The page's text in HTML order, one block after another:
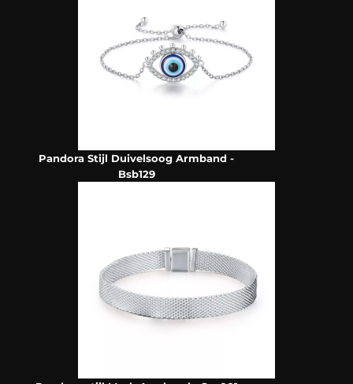
Pandora Stijl Duivelsoog Armband -
Bsb129